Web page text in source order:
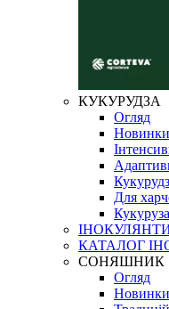
КУКУРУДЗА
Огляд
Для
КАТАЛОГ
СОНЯШНИК
Огляд